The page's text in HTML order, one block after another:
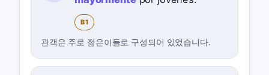
B1
관객은 주로 젊은이들로 구성되어 있었습니다.